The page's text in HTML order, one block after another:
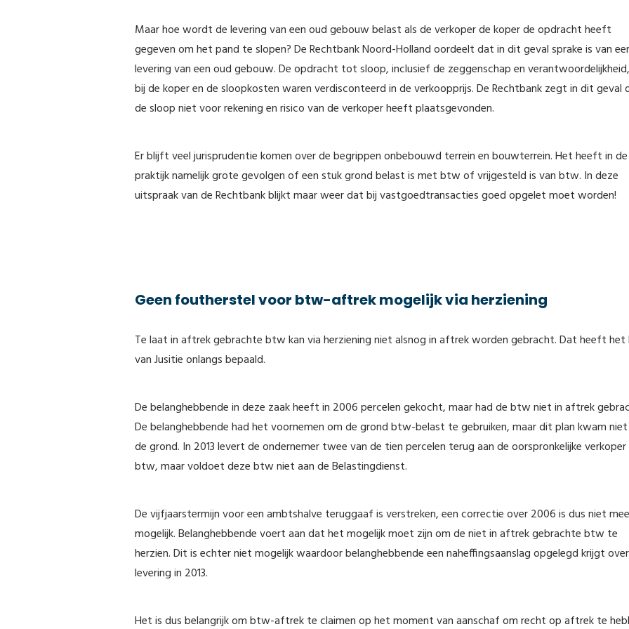
Maar hoe wordt de levering van een oud gebouw belast als de verkoper de koper de opdracht heeft
gegeven om het pand te slopen? De Rechtbank Noord-Holland oordeelt dat in dit geval sprake is van
levering van een oud gebouw. De opdracht tot sloop, inclusief de zeggenschap en
bij de koper en de sloopkosten waren verdisconteerd in de verkoopprijs. De Rechtbank zegt in dit geval
de sloop niet voor rekening en risico van de verkoper heeft plaatsgevonden.
Er blijft veel jurisprudentie komen over de begrippen onbebouwd terrein en bouwterrein. Het heeft in de
praktijk namelijk grote gevolgen of een stuk grond belast is met btw of vrijgesteld is van btw. In deze
uitspraak van de Rechtbank blijkt maar weer dat bij vastgoedtransacties goed opgelet moet worden!
Geen foutherstel voor btw-aftrek mogelijk via herziening
Te laat in aftrek gebrachte btw kan via herziening niet alsnog in aftrek worden gebracht. Dat heeft
van Jusitie onlangs bepaald.
De belanghebbende in deze zaak heeft in 2006 percelen gekocht, maar had de btw niet in aftrek
De belanghebbende had het voornemen om de grond btw-belast te gebruiken, maar dit plan kwam
de grond. In 2013 levert de ondernemer twee van de tien percelen terug aan de oorspronkelijke
btw, maar voldoet deze btw niet aan de Belastingdienst.
De vijfjaarstermijn voor een ambtshalve teruggaaf is verstreken, een correctie over 2006 is dus niet
mogelijk. Belanghebbende voert aan dat het mogelijk moet zijn om de niet in aftrek gebrachte btw te
herzien. Dit is echter niet mogelijk waardoor belanghebbende een naheffingsaanslag opgelegd krijgt
levering in 2013.
Het is dus belangrijk om btw-aftrek te claimen op het moment van aanschaf om recht op aftrek te